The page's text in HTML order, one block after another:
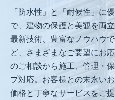
「防水性」と「耐候性」に
で、建物の保護と美観を両
最新技術、豊富なノウハウ
ど、さまざまなご要望にお
のご相談から施工、管理・
プ対応。お客様との末永い
価格と丁寧なサービスをご